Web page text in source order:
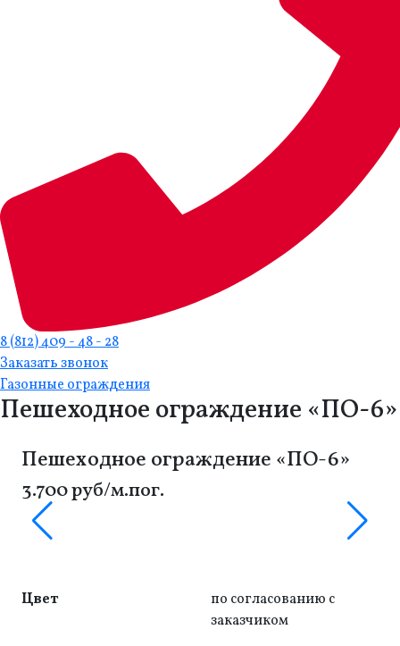
8 (812) 409 - 48 - 28
Заказать звонок
Газонные ограждения
Пешеходное ограждение «ПО-6»
Пешеходное ограждение «ПО-6»
3.700 руб/м.пог.
Цвет
по согласованию с
заказчиком